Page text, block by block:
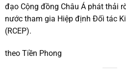
đạo Cộng đồng Châu Á phát thải
nước tham gia Hiệp định Đối tác
(RCEP).
theo Tiền Phong